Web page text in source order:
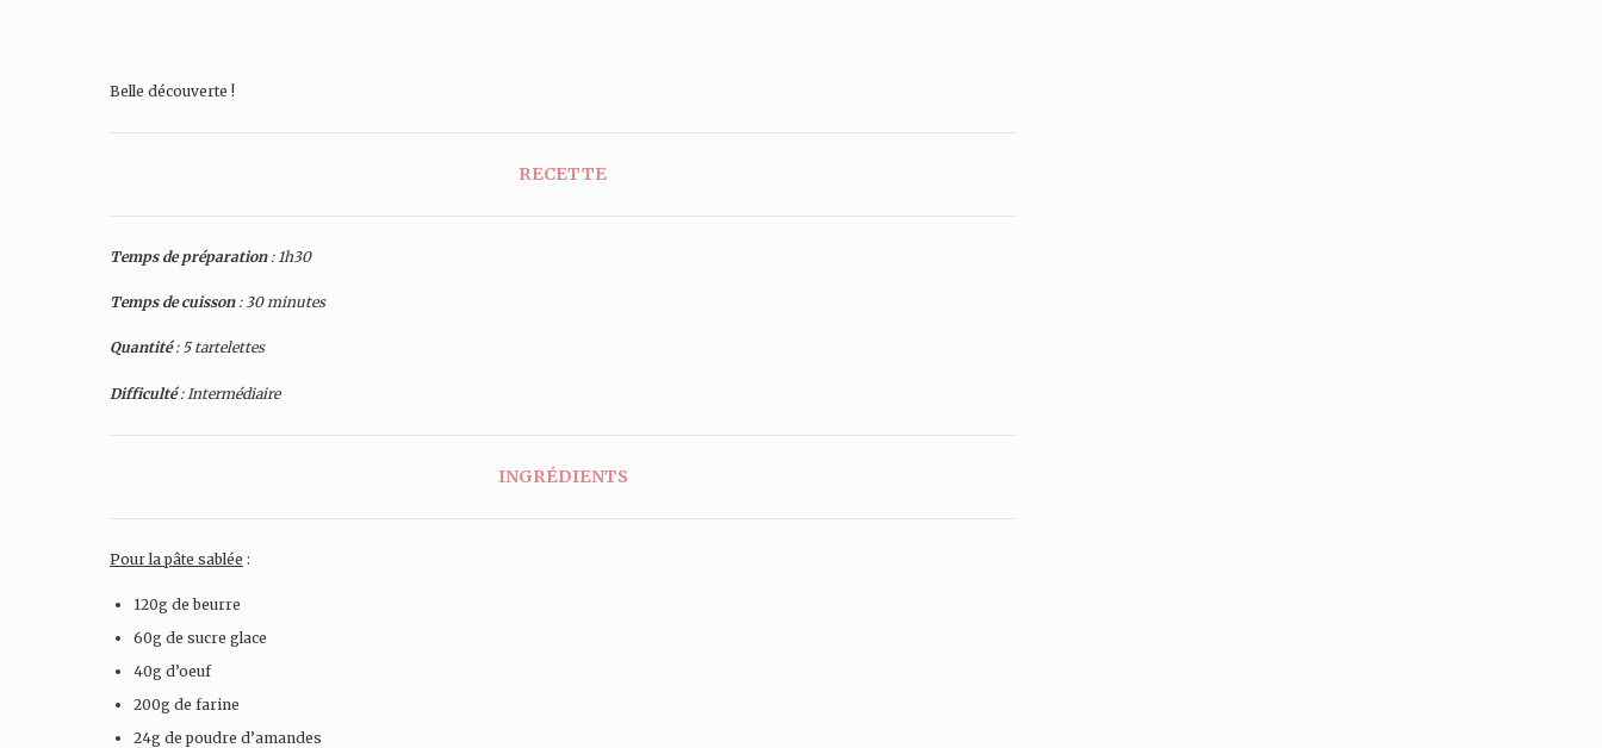
Belle découverte !
RECETTE
Temps de préparation: 1h30
Temps de cuisson: 30 minutes
Quantité: 5 tartelettes
Difficulté: Intermédiaire
INGRÉDIENTS
Pour la pâte sablée :
120g de beurre
60g de sucre glace
40g d’oeuf
200g de farine
24g de poudre d’amandes